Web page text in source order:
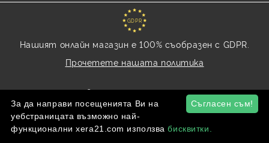
GDPR
Нашият онлайн магазин е 100% съобразен с GDPR.
Прочетете нашата политика
Моите лични данни
Онлайн магазин от SELITON
Съгласен съм!
За да направи посещенията Ви на
уебстраницата възможно най-
функционални xera21.com използвабисквитки.